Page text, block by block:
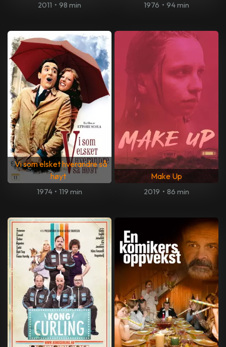
2011 • 98 min 1976 • 94 min
Vi som elsket hverandre så
høyt
1974 • 119 min
Make Up
2019 • 86 min